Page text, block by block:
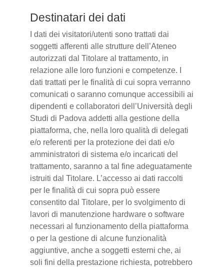
Destinatari dei dati
I dati dei visitatori/utenti sono trattati dai
soggetti afferenti alle strutture dell’Ateneo
autorizzati dal Titolare al trattamento, in
relazione alle loro funzioni e competenze. I
dati trattati per le finalità di cui sopra verranno
comunicati o saranno comunque accessibili ai
dipendenti e collaboratori dell’Università degli
Studi di Padova addetti alla gestione della
piattaforma, che, nella loro qualità di delegati
e/o referenti per la protezione dei dati e/o
amministratori di sistema e/o incaricati del
trattamento, saranno a tal fine adeguatamente
istruiti dal Titolare. L’accesso ai dati raccolti
per le finalità di cui sopra può essere
consentito dal Titolare, per lo svolgimento di
lavori di manutenzione hardware o software
necessari al funzionamento della piattaforma
o per la gestione di alcune funzionalità
aggiuntive, anche a soggetti esterni che, ai
soli fini della prestazione richiesta, potrebbero